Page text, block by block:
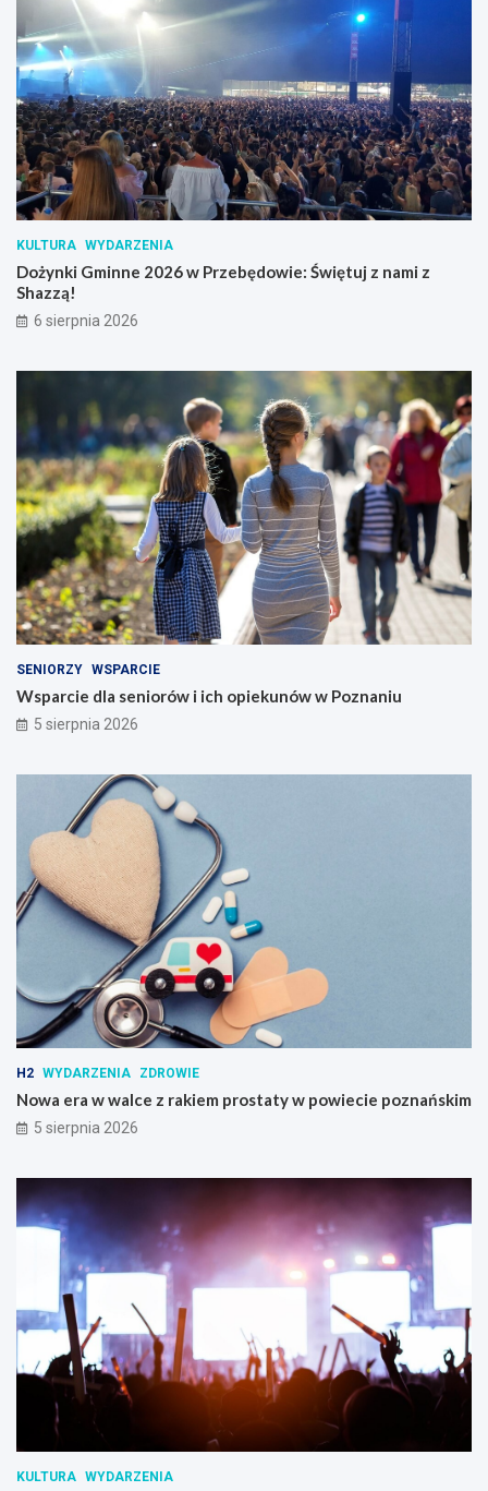
KULTURA WYDARZENIA
Dożynki Gminne 2026 w Przebędowie: Świętuj z nami z
Shazzą!
6 sierpnia 2026
SENIORZY WSPARCIE
Wsparcie dla seniorów i ich opiekunów w Poznaniu
5 sierpnia 2026
H2 WYDARZENIA ZDROWIE
Nowa era w walce z rakiem prostaty w powiecie poznańskim
5 sierpnia 2026
KULTURA WYDARZENIA